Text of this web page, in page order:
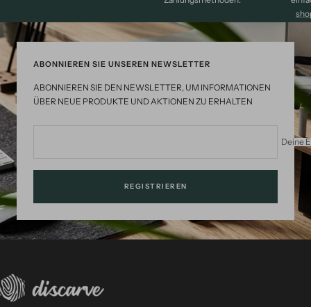
ABONNIEREN SIE UNSEREN NEWSLETTER
ABONNIEREN SIE DEN NEWSLETTER, UM INFORMATIONEN
ÜBER NEUE PRODUKTE UND AKTIONEN ZU ERHALTEN
Deine
REGISTRIEREN